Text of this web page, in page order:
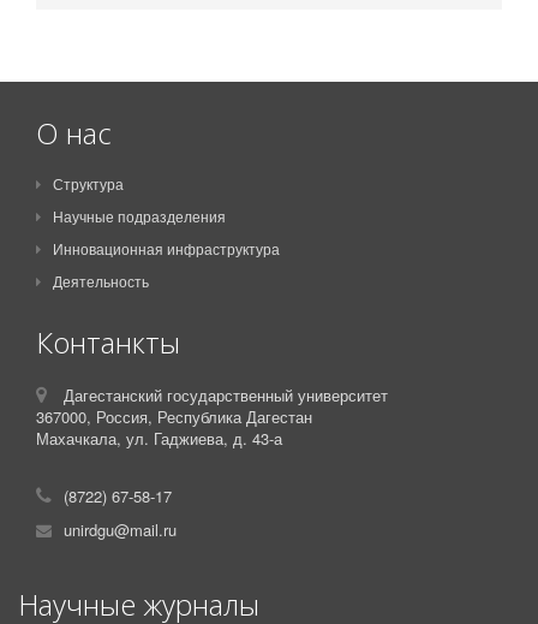
О нас
Структура
Научные подразделения
Инновационная инфраструктура
Деятельность
Контанкты
Дагестанский государственный университет
367000, Россия, Республика Дагестан
Махачкала, ул. Гаджиева, д. 43-а
(8722) 67-58-17
unirdgu@mail.ru
Научные журналы